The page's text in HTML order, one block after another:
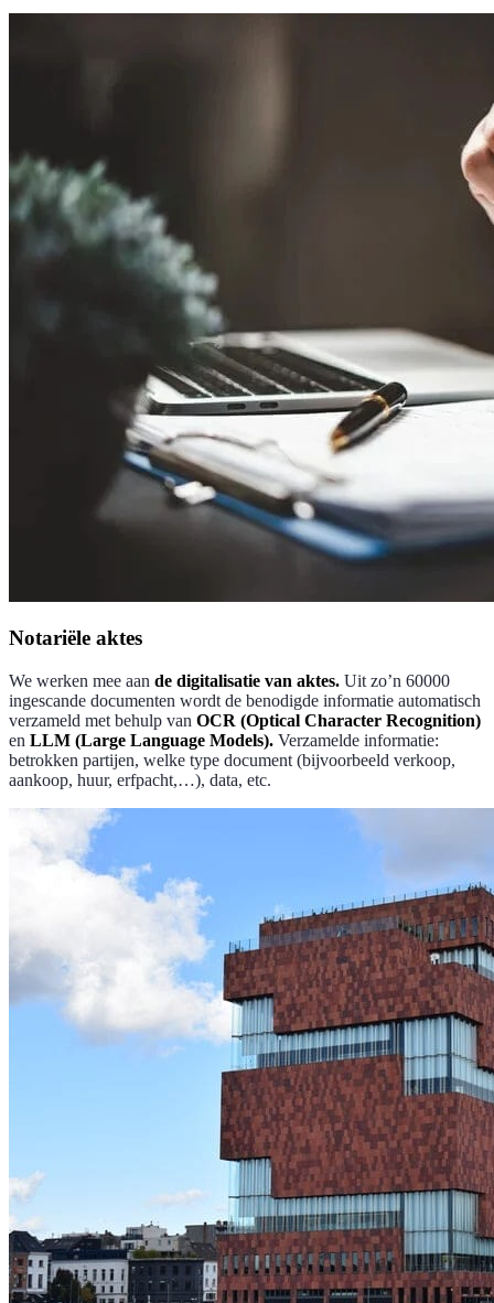
Notariële aktes
We werken mee aan de digitalisatie van aktes. Uit zo’n 60000
ingescande documenten wordt de benodigde informatie automatisch
verzameld met behulp van OCR (Optical Character Recognition)
en LLM (Large Language Models). Verzamelde informatie:
betrokken partijen, welke type document (bijvoorbeeld verkoop,
aankoop, huur, erfpacht,…), data, etc.